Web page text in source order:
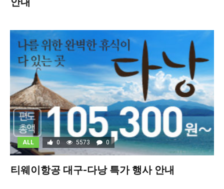
ALL 0 5573 0
티웨이항공 대구-다낭 특가 행사 안내